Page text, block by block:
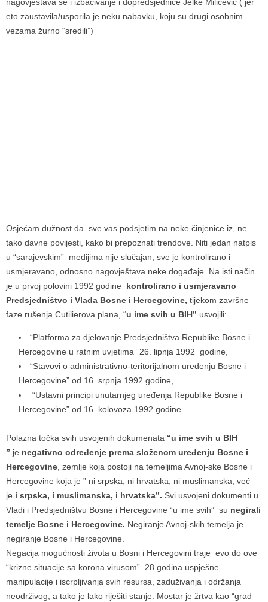
eto zaustavila/usporila je neku nabavku, koju su drugi osobnim
vezama žurno “sredili”)
Osjećam dužnost da sve vas podsjetim na neke činjenice iz, ne
tako davne povijesti, kako bi prepoznati trendove. Niti jedan natpis
u “sarajevskim” medijima nije slučajan, sve je kontrolirano i
usmjeravano, odnosno nagovještava neke događaje. Na isti način
je u prvoj polovini 1992 godine kontrolirano i usmjeravano
Predsjedništvo i Vlada Bosne i Hercegovine, tijekom završne
faze rušenja Cutilierova plana, “u ime svih u BIH” usvojili:
“Platforma za djelovanje Predsjedništva Republike Bosne i
Hercegovine u ratnim uvjetima” 26. lipnja 1992 godine,
“Stavovi o administrativno-teritorijalnom uređenju Bosne i
Hercegovine” od 16. srpnja 1992 godine,
“Ustavni principi unutarnjeg uređenja Republike Bosne i
Hercegovine” od 16. kolovoza 1992 godine.
Polazna točka svih usvojenih dokumenata “u ime svih u BIH
” je negativno određenje prema složenom uređenju Bosne i
Hercegovine , zemlje koja postoji na temeljima Avnoj-ske Bosne i
Hercegovine koja je ” ni srpska, ni hrvatska, ni muslimanska, već
je i srpska, i muslimanska, i hrvatska”. Svi usvojeni dokumenti u
Vladi i Predsjedništvu Bosne i Hercegovine “u ime svih” su negirali
temelje Bosne i Hercegovine. Negiranje Avnoj-skih temelja je
negiranje Bosne i Hercegovine.
Negacija mogućnosti života u Bosni i Hercegovini traje evo do ove
“krizne situacije sa korona virusom” 28 godina uspješne
manipulacije i iscrpljivanja svih resursa, zaduživanja i održanja
neodrživog, a tako je lako riješiti stanje. Mostar je žrtva kao “grad